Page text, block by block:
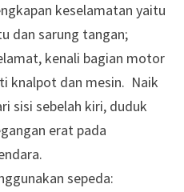
keselamatan yaitu
dan sarung tangan;
kenali bagian motor
knalpot dan mesin. Naik
sisi sebelah kiri, duduk
erat pada
sepeda: